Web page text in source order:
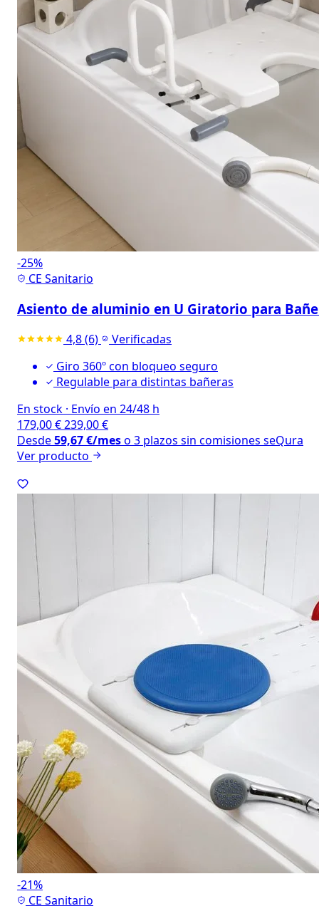
-25%
CE Sanitario
Asiento de aluminio en U Giratorio para
4,8(6)
Verificadas
Giro 360º con bloqueo seguro
Regulable para distintas bañeras
En stock · Envío en 24/48 h
179,00€239,00€
Desde59,67€/meso 3 plazos sin comisiones seQura
Ver producto
-21%
CE Sanitario